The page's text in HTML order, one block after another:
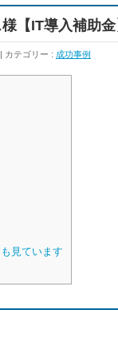
【IT導入補助金
カテゴリー : 成功事例
見ています